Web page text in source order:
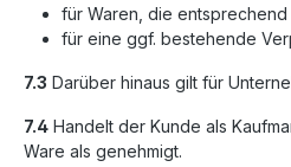
für Waren, die
für eine ggf. bestehende
7.3 Darüber hinaus gilt für
7.4 Handelt der Kunde als
Ware als genehmigt.